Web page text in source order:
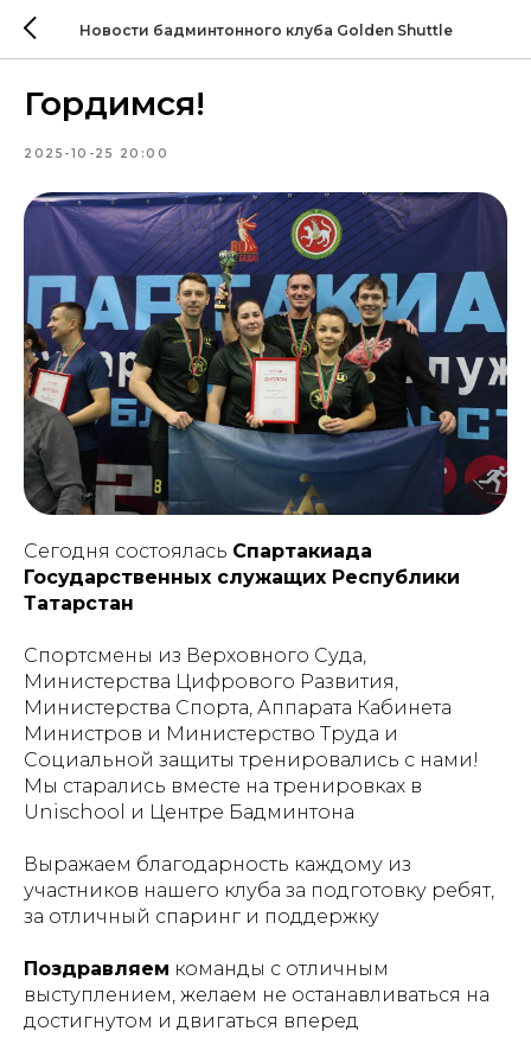
Новости бадминтонного клуба Golden Shuttle
Гордимся!
2025-10-25 20:00
Сегодня состоялась Спартакиада
Государственных служащих Республики
Татарстан
Спортсмены из Верховного Суда,
Министерства Цифрового Развития,
Министерства Спорта, Аппарата Кабинета
Министров и Министерство Труда и
Социальной защиты тренировались с нами!
Мы старались вместе на тренировках в
Unischool и Центре Бадминтона
Выражаем благодарность каждому из
участников нашего клуба за подготовку ребят,
за отличный спаринг и поддержку
Поздравляем команды с отличным
выступлением, желаем не останавливаться на
достигнутом и двигаться вперед